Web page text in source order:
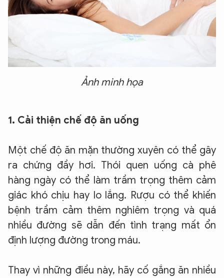
Ảnh minh họa
1. Cải thiện chế độ ăn uống
Một chế độ ăn mặn thường xuyên có thể gây
ra chứng đầy hơi. Thói quen uống cà phê
hàng ngày có thể làm trầm trọng thêm cảm
giác khó chịu hay lo lắng. Rượu có thể khiến
bệnh trầm cảm thêm nghiêm trọng và quá
nhiều đường sẽ dẫn đến tình trạng mất ổn
định lượng đường trong máu.
Thay vì những điều này, hãy cố gắng ăn nhiều